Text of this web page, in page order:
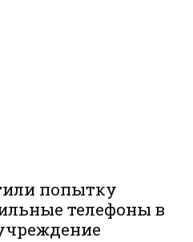
попытку
телефоны в